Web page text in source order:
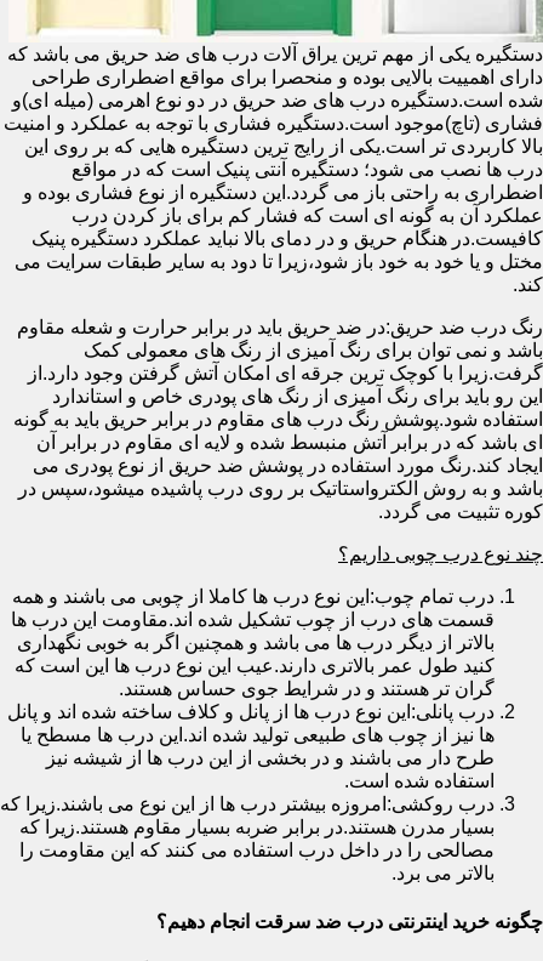
دستگیره یکی از مهم ترین یراق آلات درب های ضد حریق می باشد که
دارای اهمییت بالایی بوده و منحصرا برای مواقع اضطراری طراحی
شده است.دستگیره درب های ضد حریق در دو نوع اهرمی (میله ای)و
فشاری (تاچ)موجود است.دستگیره فشاری با توجه به عملکرد و امنیت
بالا کاربردی تر است.یکی از رایج ترین دستگیره هایی که بر روی این
درب ها نصب می شود؛ دستگیره آنتی پنیک است که در مواقع
اضطراری به راحتی باز می گردد.این دستگیره از نوع فشاری بوده و
عملکرد آن به گونه ای است که فشار کم برای باز کردن درب
کافیست.در هنگام حریق و در دمای بالا نباید عملکرد دستگیره پنیک
مختل و یا خود به خود باز شود،زیرا تا دود به سایر طبقات سرایت می
کند.
رنگ درب ضد حریق:در ضد حریق باید در برابر حرارت و شعله مقاوم
باشد و نمی توان برای رنگ آمیزی از رنگ های معمولی کمک
گرفت.زیرا با کوچک ترین جرقه ای امکان آتش گرفتن وجود دارد.از
این رو باید برای رنگ آمیزی از رنگ های پودری خاص و استاندارد
استفاده شود.پوشش رنگ درب های مقاوم در برابر حریق باید به گونه
ای باشد که در برابر آتش منبسط شده و لایه ای مقاوم در برابر آن
ایجاد کند.رنگ مورد استفاده در پوشش ضد حریق از نوع پودری می
باشد و به روش الکترواستاتیک بر روی درب پاشیده میشود،سپس در
کوره تثبیت می گردد.
چند نوع درب چوبی داریم؟
درب تمام چوب:این نوع درب ها کاملا از چوبی می باشند و همه
قسمت های درب از چوب تشکیل شده اند.مقاومت این درب ها
بالاتر از دیگر درب ها می باشد و همچنین اگر به خوبی نگهداری
کنید طول عمر بالاتری دارند.عیب این نوع درب ها این است که
گران تر هستند و در شرایط جوی حساس هستند.
درب پانلی:این نوع درب ها از پانل و کلاف ساخته شده اند و پانل
ها نیز از چوب های طبیعی تولید شده اند.این درب ها مسطح یا
طرح دار می باشند و در بخشی از این درب ها از شیشه نیز
استفاده شده است.
درب روکشی:امروزه بیشتر درب ها از این نوع می باشند.زیرا که
بسیار مدرن هستند.در برابر ضربه بسیار مقاوم هستند.زیرا که
مصالحی را در داخل درب استفاده می کنند که این مقاومت را
بالاتر می برد.
چگونه خرید اینترنتی درب ضد سرقت انجام دهیم؟